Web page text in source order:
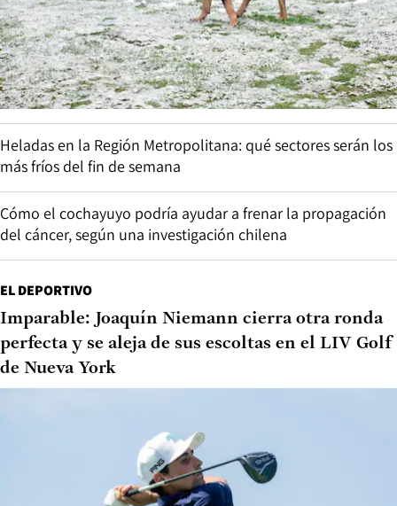
Heladas en la Región Metropolitana: qué sectores serán los
más fríos del fin de semana
Cómo el cochayuyo podría ayudar a frenar la propagación
del cáncer, según una investigación chilena
EL DEPORTIVO
Imparable: Joaquín Niemann cierra otra ronda
perfecta y se aleja de sus escoltas en el LIV Golf
de Nueva York